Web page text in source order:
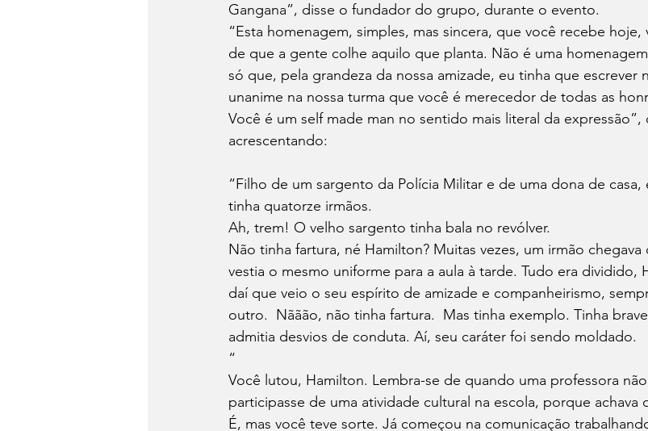
Gangana”, disse o fundador do grupo, durante o evento.
“Esta homenagem, simples, mas sincera, que você recebe hoje,
de que a gente colhe aquilo que planta. Não é uma
só que, pela grandeza da nossa amizade, eu tinha que escrever
unanime na nossa turma que você é merecedor de todas as
Você é um self made man no sentido mais literal da
acrescentando:
“Filho de um sargento da Polícia Militar e de uma dona de casa,
tinha quatorze irmãos.
Ah, trem! O velho sargento tinha bala no revólver.
Não tinha fartura, né Hamilton? Muitas vezes, um irmão
vestia o mesmo uniforme para a aula à tarde. Tudo era dividido,
daí que veio o seu espírito de amizade e companheirismo,
outro.  Nããão, não tinha fartura.  Mas tinha exemplo. Tinha
admitia desvios de conduta. Aí, seu caráter foi sendo moldado.
“
Você lutou, Hamilton. Lembra-se de quando uma professora
participasse de uma atividade cultural na escola, porque
É, mas você teve sorte. Já começou na comunicação